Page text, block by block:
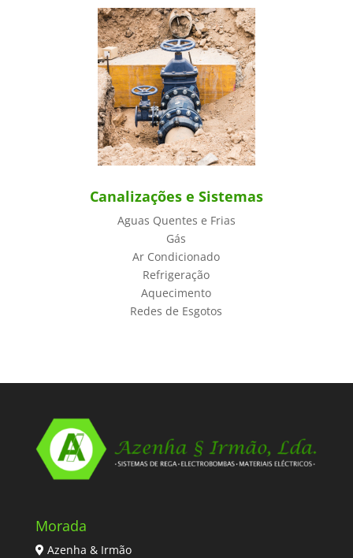
Canalizações e Sistemas
Aguas Quentes e Frias
Gás
Ar Condicionado
Refrigeração
Aquecimento
Redes de Esgotos
Morada
Azenha & Irmão